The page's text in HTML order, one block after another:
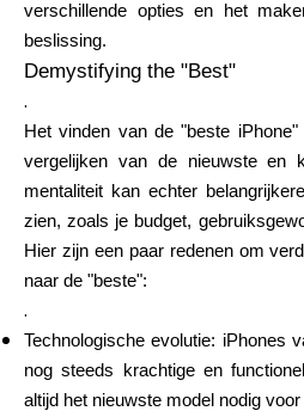
Blog
verschillende opties en het
beslissing.
Demystifying the "Best"
.
Het vinden van de "beste
vergelijken van de nieuwste en
mentaliteit kan echter
zien, zoals je budget,
Hier zijn een paar redenen om
naar de "beste":
.
Technologische evolutie: iPhones
nog steeds krachtige en
altijd het nieuwste model nodig